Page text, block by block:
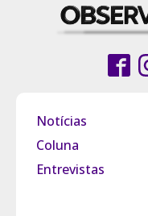
Notícias
Coluna
Entrevistas